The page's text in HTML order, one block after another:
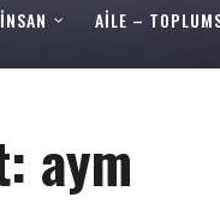
AILE –
aym